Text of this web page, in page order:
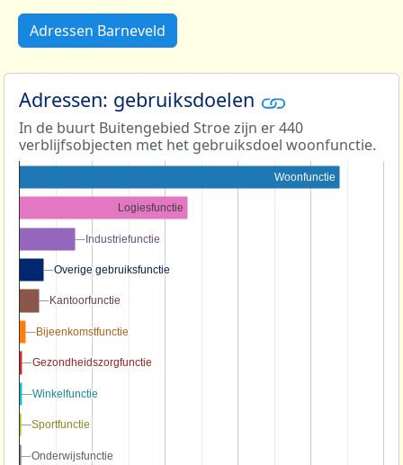
Adressen Barneveld
Adressen: gebruiksdoelen
In de buurt Buitengebied Stroe zijn er 440
verblijfsobjecten met het gebruiksdoel woonfunctie.
Woonfunctie
Logiesfunctie
Industriefunctie
Industriefunctie
Overige gebruiksfunctie
Overige gebruiksfunctie
Kantoorfunctie
Kantoorfunctie
Bijeenkomstfunctie
Bijeenkomstfunctie
Gezondheidszorgfunctie
Gezondheidszorgfunctie
Winkelfunctie
Winkelfunctie
Sportfunctie
Sportfunctie
Onderwijsfunctie
Onderwijsfunctie